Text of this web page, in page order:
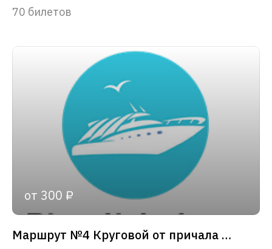
70 билетов
от 300 ₽
Маршрут №4 Круговой от причала «Зарядье»